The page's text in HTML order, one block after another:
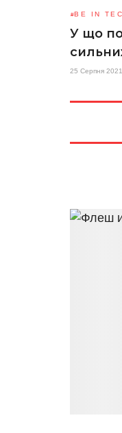
BE IN
У що
25 Серпня 2021